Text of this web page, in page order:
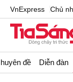
VnExpress Chủ
đề Diễn đàn